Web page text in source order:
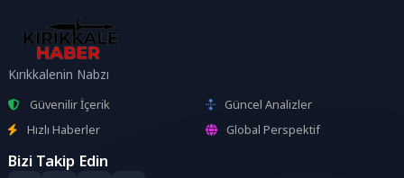
Kırıkkalenin Nabzı
Güvenilir İçerik
Güncel Analizler
Hızlı Haberler
Global Perspektif
Bizi Takip Edin